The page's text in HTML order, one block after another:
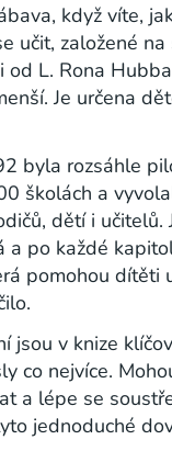
když víte,
učit, založené
od L. Rona
Je určena
byla rozsáhle
školách a
dětí i učitelů.
a po každé
pomohou dítěti
jsou v knize
co nejvíce.
a lépe se
jednoduché